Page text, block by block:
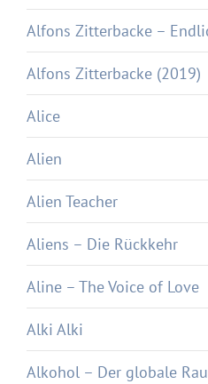
Alfons Zitterbacke –
Alfons Zitterbacke (2019)
Alice
Alien
Alien Teacher
Aliens – Die Rückkehr
Aline – The Voice of Love
Alki Alki
Alkohol – Der globale